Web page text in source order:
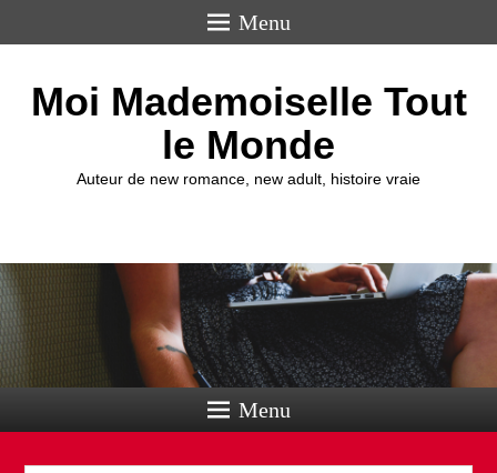
Menu
Moi Mademoiselle Tout
le Monde
Auteur de new romance, new adult, histoire vraie
Menu